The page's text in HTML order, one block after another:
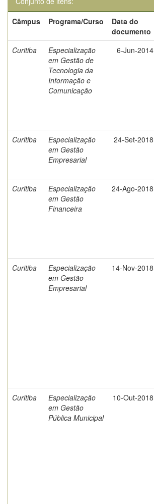
Câmpus
Programa/Curso
Data do
documento
Curitiba
Especialização
em Gestão de
Tecnologia da
Informação e
Comunicação
6-Jun-2014
Curitiba
Especialização
em Gestão
Empresarial
24-Set-2018
Curitiba
Especialização
em Gestão
Financeira
24-Ago-2018
Curitiba
Especialização
em Gestão
Empresarial
14-Nov-2018
Curitiba
Especialização
em Gestão
Pública Municipal
10-Out-2018